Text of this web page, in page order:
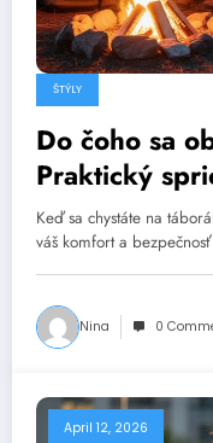
ŠTÝLY
Do čoho sa
Praktický
Keď sa chystáte na
váš komfort a
Nina 0
April 12, 2026